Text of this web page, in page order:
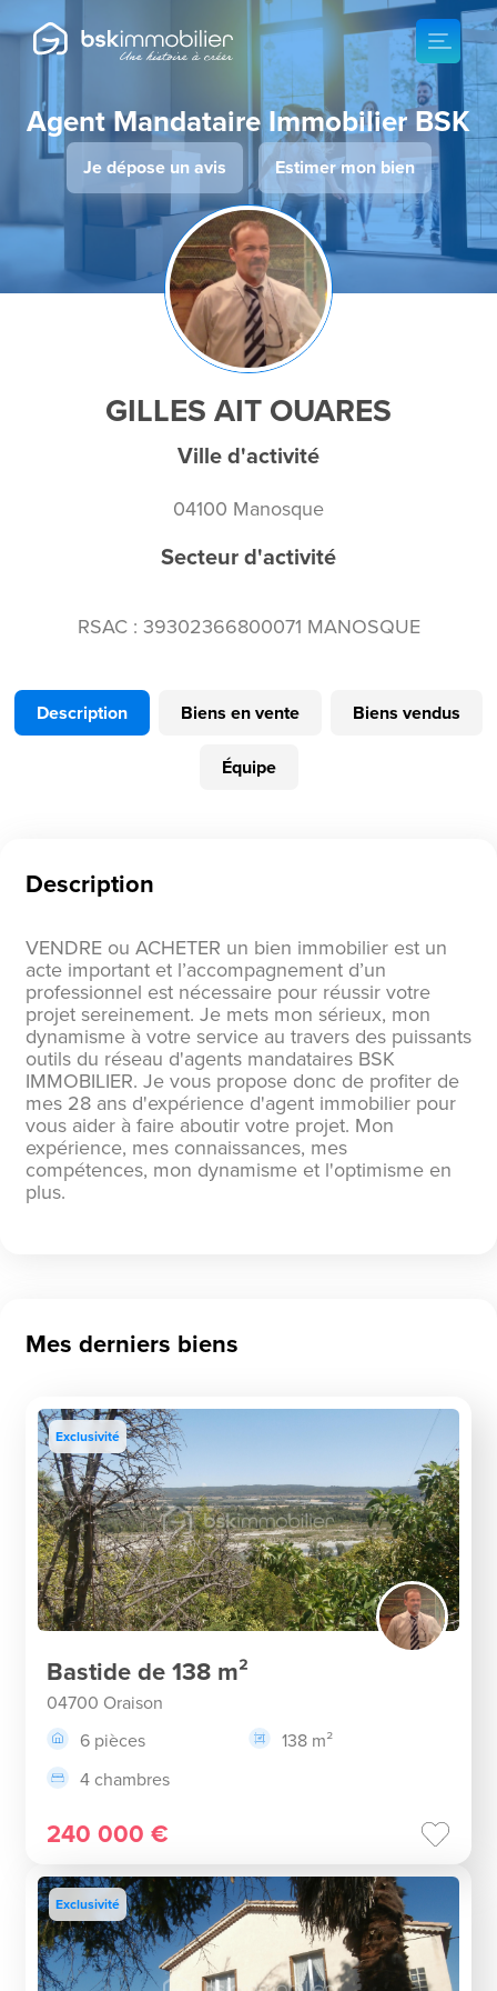
Agent Mandataire Immobilier BSK
Je dépose un avis Estimer mon bien
GILLES AIT OUARES
Ville d'activité
04100 Manosque
Secteur d'activité
RSAC : 39302366800071 MANOSQUE
Description Biens en vente Biens vendus
Équipe
Description
VENDRE ou ACHETER un bien immobilier est un
acte important et l’accompagnement d’un
professionnel est nécessaire pour réussir votre
projet sereinement. Je mets mon sérieux, mon
dynamisme à votre service au travers des puissants
outils du réseau d'agents mandataires BSK
IMMOBILIER. Je vous propose donc de profiter de
mes 28 ans d'expérience d'agent immobilier pour
vous aider à faire aboutir votre projet. Mon
expérience, mes connaissances, mes
compétences, mon dynamisme et l'optimisme en
plus.
Mes derniers biens
Exclusivité
Bastide de 138 m²
04700 Oraison
6 pièces
138 m²
4 chambres
240 000 €
Exclusivité